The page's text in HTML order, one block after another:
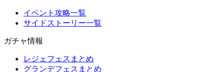
イベント攻略一覧
サイドストーリー一覧
ガチャ情報
レジェフェスまとめ
グランデフェスまとめ